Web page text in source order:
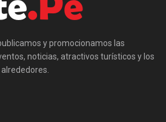
y promocionamos las
noticias, atractivos turísticos y los